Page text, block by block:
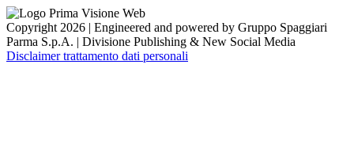
Copyright 2026 | Engineered and powered by Gruppo Spaggiari
Parma S.p.A. | Divisione Publishing & New Social Media
Disclaimer trattamento dati personali